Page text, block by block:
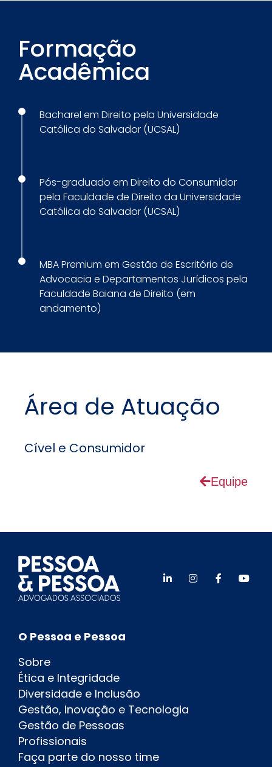
Formação
Acadêmica
Bacharel em Direito pela Universidade
Católica do Salvador (UCSAL)
Pós-graduado em Direito do Consumidor
pela Faculdade de Direito da Universidade
Católica do Salvador (UCSAL)
MBA Premium em Gestão de Escritório de
Advocacia e Departamentos Jurídicos pela
Faculdade Baiana de Direito (em
andamento)
Área de Atuação
Cível e Consumidor
Equipe
O Pessoa e Pessoa
Sobre
Ética e Integridade
Diversidade e Inclusão
Gestão, Inovação e Tecnologia
Gestão de Pessoas
Profissionais
Faça parte do nosso time